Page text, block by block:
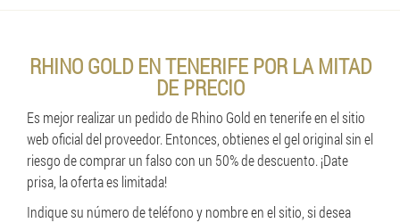
RHINO GOLD EN TENERIFE POR LA MITAD
DE PRECIO
Es mejor realizar un pedido de Rhino Gold en tenerife en el sitio
web oficial del proveedor. Entonces, obtienes el gel original sin el
riesgo de comprar un falso con un 50% de descuento. ¡Date
prisa, la oferta es limitada!
Indique su número de teléfono y nombre en el sitio, si desea